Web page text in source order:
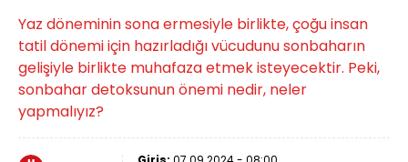
Yaz döneminin sona ermesiyle birlikte, çoğu insan
tatil dönemi için hazırladığı vücudunu sonbaharın
gelişiyle birlikte muhafaza etmek isteyecektir. Peki,
sonbahar detoksunun önemi nedir, neler
yapmalıyız?